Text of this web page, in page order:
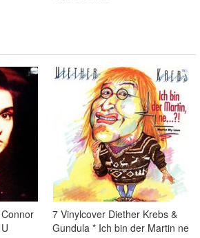
7 Vinylcover Diether Krebs &
Gundula * Ich bin der Martin ne